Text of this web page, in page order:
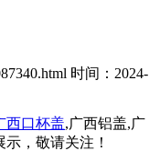
时间：2024-
西口杯盖,广西铝盖,广
，敬请关注！